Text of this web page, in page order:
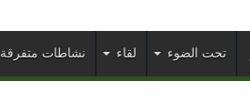
تحت الضوء لقاء نشاطات متفرقة